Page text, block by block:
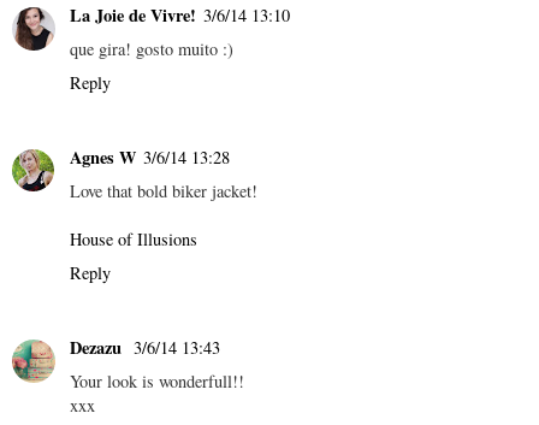
La Joie de Vivre! 3/6/14 13:10
que gira! gosto muito :)
Reply
Agnes W 3/6/14 13:28
Love that bold biker jacket!
House of Illusions
Reply
Dezazu 3/6/14 13:43
Your look is wonderfull!!
xxx